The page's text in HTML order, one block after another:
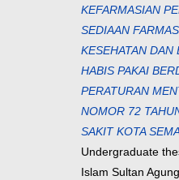
KEFARMASIAN
SEDIAAN
KESEHATAN DAN
HABIS PAKAI
PERATURAN
NOMOR 72
SAKIT KOTA
Undergraduate
Islam Sultan